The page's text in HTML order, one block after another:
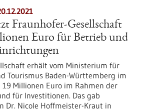
Fraunhofer-Gesellschaft
Euro für Betrieb und
erhält vom Ministerium für
Tourismus Baden-Württemberg im
19 Millionen Euro im Rahmen der
für Investitionen. Das gab
Dr. Nicole Hoffmeister-Kraut in